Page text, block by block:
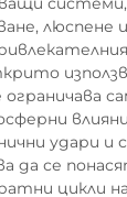
удари и
да се
цикли на